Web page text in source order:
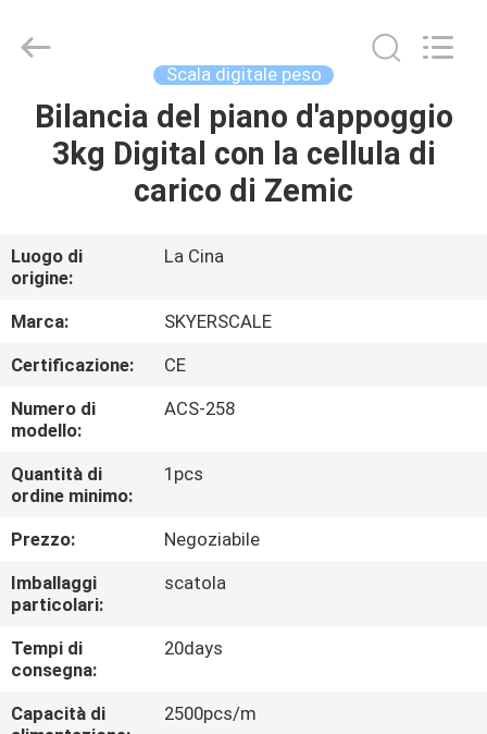
CASA.
PRODOTTI
VIDEO
SU
DI
NOI
VISITA
DELLA
FABBRICA
CONTROLLO
DELLA
QUALITÀ
Co.,Limited.
Scala digitale peso
Bilancia del piano d'appoggio
3kg Digital con la cellula di
carico di Zemic
Luogo di
origine:
La Cina
Marca:
SKYERSCALE
Certificazione:
CE
Numero di
modello:
ACS-258
Quantità di
ordine minimo:
1pcs
Prezzo:
Negoziabile
Imballaggi
particolari:
scatola
Tempi di
consegna:
20days
Capacità di
2500pcs/m